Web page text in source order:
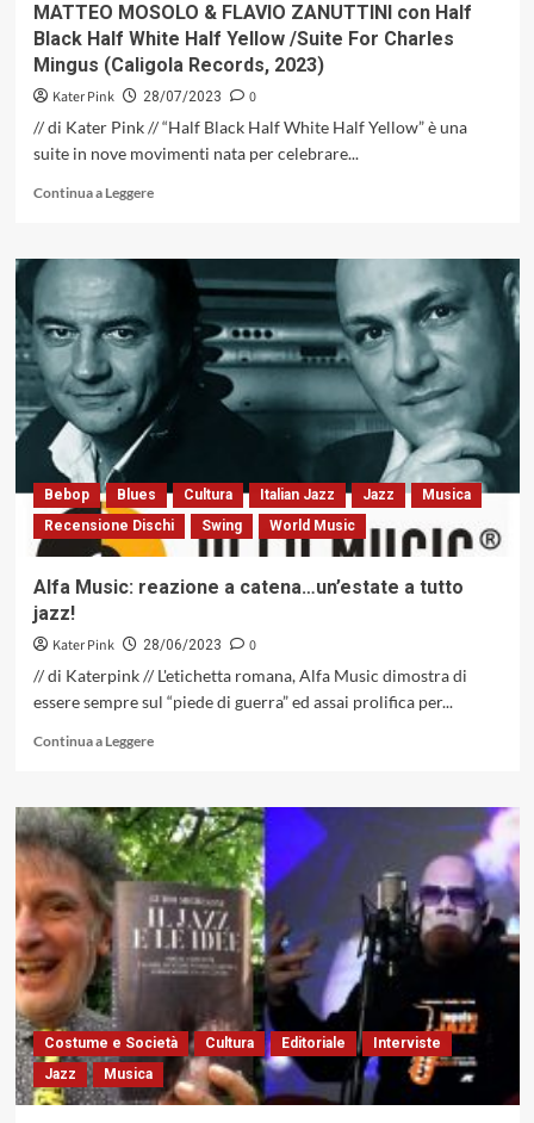
Jazz”
MATTEO MOSOLO & FLAVIO ZANUTTINI con Half
Black Half White Half Yellow /Suite For Charles
Mingus (Caligola Records, 2023)
Kater Pink 28/07/2023
0
// di Kater Pink // “Half Black Half White Half Yellow” è una
suite in nove movimenti nata per celebrare...
Continua a LeggereLeggi
su
MATTEO
MOSOLO
FLAVIO
ZANUTTINI
con
Half
Black
White
Half
Yellow
/Suite
Charles
(Caligola
2023)
Bebop Blues Cultura Italian Jazz Jazz
Musica
Recensione Dischi
Swing World Music
Alfa Music: reazione a catena…un’estate a tutto
jazz!
Kater Pink 28/06/2023
0
// di Katerpink // L'etichetta romana, Alfa Music dimostra di
essere sempre sul “piede di guerra” ed assai prolifica per...
Continua a LeggereLeggi
su
Alfa
Music:
reazione
a
catena…
un’estate
a
Costume e Società Cultura Editoriale
Interviste
Jazz
Musica